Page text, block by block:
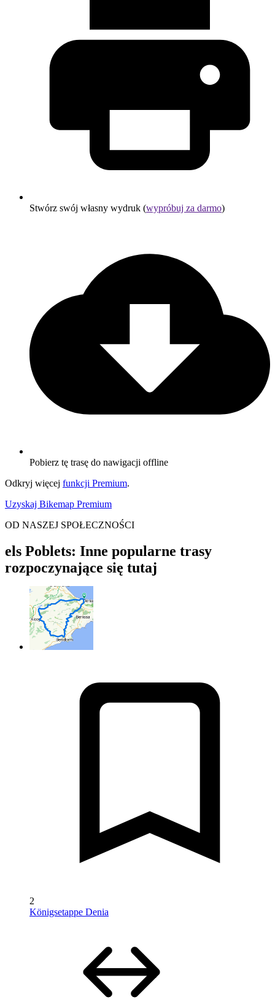
Stwórz swój własny wydruk (wypróbuj za darmo)
Pobierz tę trasę do nawigacji offline
Odkryj więcej funkcji Premium.
Uzyskaj Bikemap Premium
OD NASZEJ SPOŁECZNOŚCI
els Poblets: Inne popularne trasy
rozpoczynające się tutaj
2
Königsetappe Denia